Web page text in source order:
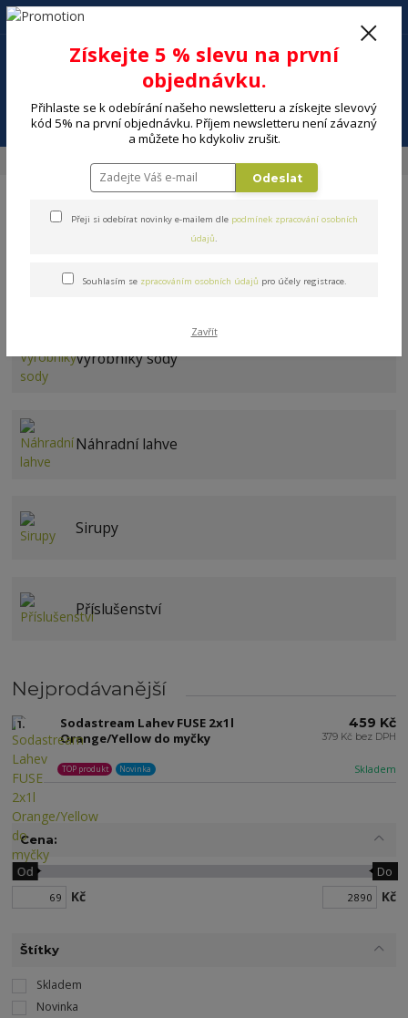
Menu
+420 602 494 600
Sodastream
Výrobníky sody
Náhradní lahve
Sirupy
Příslušenství
Nejprodávanější
1.
Sodastream Lahev FUSE 2x1l
Orange/Yellow do myčky
Skladem
TOP produkt Novinka
459 Kč
379 Kč bez DPH
Cena:
Kč
Od Do
Kč
Štítky
Skladem
Novinka
Získejte 5 % slevu na první
objednávku.
Přihlaste se k odebírání našeho newsletteru a získejte slevový
kód 5% na první objednávku. Příjem newsletteru není závazný
a můžete ho kdykoliv zrušit.
Odeslat
Přeji si odebírat novinky e-mailem dle podmínek zpracování osobních
údajů.
Souhlasím se zpracováním osobních údajů pro účely registrace.
Zavřít